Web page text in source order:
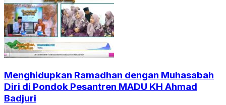
Menghidupkan Ramadhan dengan Muhasabah
Diri di Pondok Pesantren MADU KH Ahmad
Badjuri